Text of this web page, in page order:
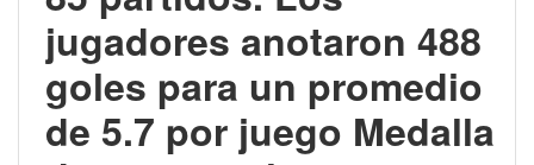
jugadores anotaron488
goles para un promedio
de 5.7 por juego Medalla